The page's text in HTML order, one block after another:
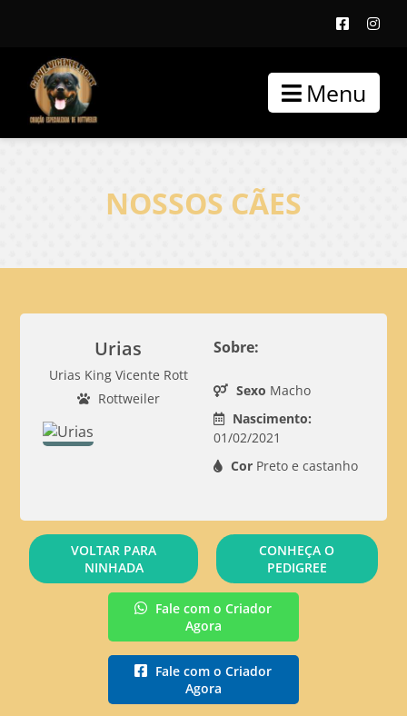
Menu
NOSSOS CÃES
Urias
Urias King Vicente Rott
Rottweiler
Sobre:
Sexo Macho
Nascimento:
01/02/2021
CorPreto e castanho
VOLTAR PARA
NINHADA
CONHEÇA O
PEDIGREE
Fale com o Criador
Agora
Fale com o Criador
Agora